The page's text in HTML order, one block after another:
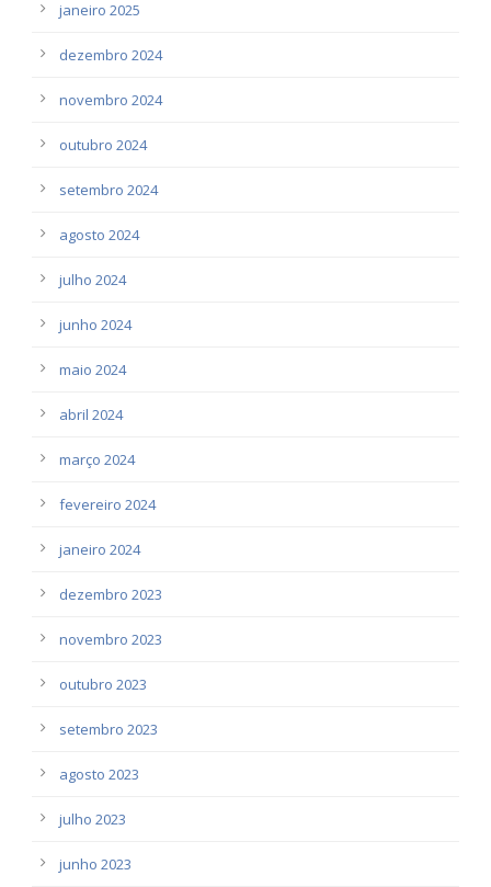
janeiro 2025
dezembro 2024
novembro 2024
outubro 2024
setembro 2024
agosto 2024
julho 2024
junho 2024
maio 2024
abril 2024
março 2024
fevereiro 2024
janeiro 2024
dezembro 2023
novembro 2023
outubro 2023
setembro 2023
agosto 2023
julho 2023
junho 2023